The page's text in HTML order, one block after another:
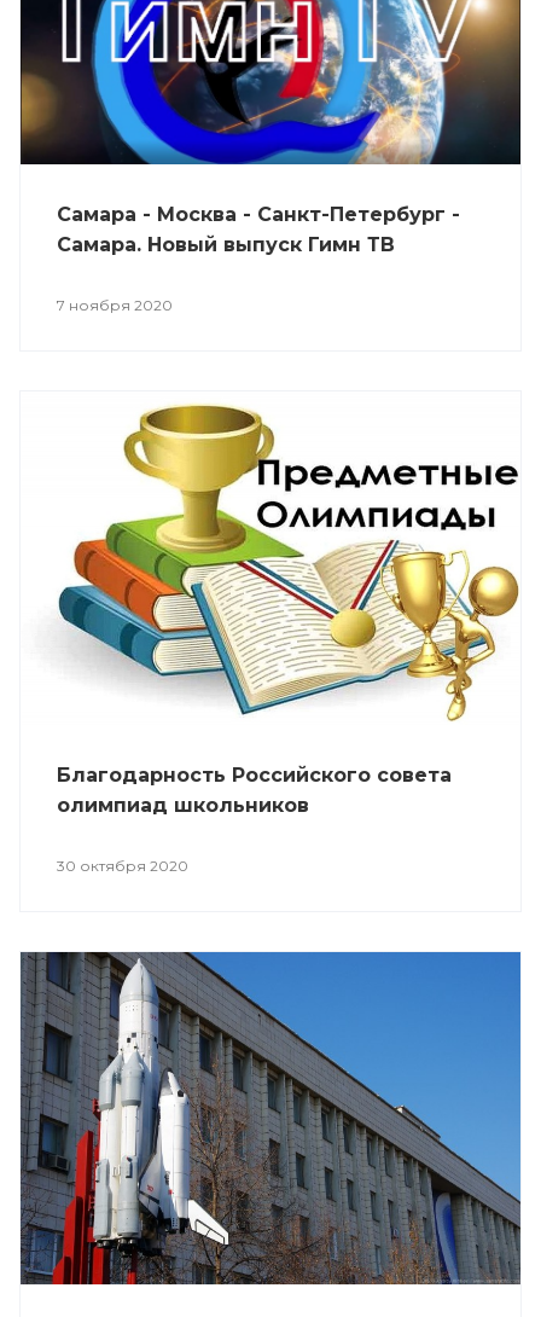
Самара - Москва - Санкт-Петербург -
Самара. Новый выпуск Гимн ТВ
7 ноября 2020
Благодарность Российского совета
олимпиад школьников
30 октября 2020